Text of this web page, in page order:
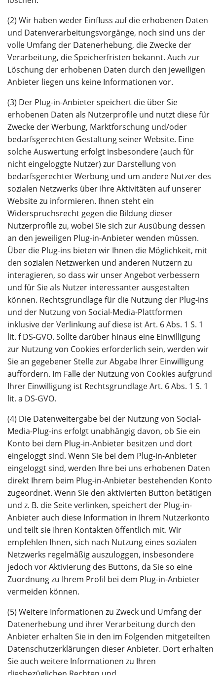
(2) Wir haben weder Einfluss auf die erhobenen Daten
und Datenverarbeitungsvorgänge, noch sind uns der
volle Umfang der Datenerhebung, die Zwecke der
Verarbeitung, die Speicherfristen bekannt. Auch zur
Löschung der erhobenen Daten durch den jeweiligen
Anbieter liegen uns keine Informationen vor.
(3) Der Plug-in-Anbieter speichert die über Sie
erhobenen Daten als Nutzerprofile und nutzt diese für
Zwecke der Werbung, Marktforschung und/oder
bedarfsgerechten Gestaltung seiner Website. Eine
solche Auswertung erfolgt insbesondere (auch für
nicht eingeloggte Nutzer) zur Darstellung von
bedarfsgerechter Werbung und um andere Nutzer des
sozialen Netzwerks über Ihre Aktivitäten auf unserer
Website zu informieren. Ihnen steht ein
Widerspruchsrecht gegen die Bildung dieser
Nutzerprofile zu, wobei Sie sich zur Ausübung dessen
an den jeweiligen Plug-in-Anbieter wenden müssen.
Über die Plug-ins bieten wir Ihnen die Möglichkeit, mit
den sozialen Netzwerken und anderen Nutzern zu
interagieren, so dass wir unser Angebot verbessern
und für Sie als Nutzer interessanter ausgestalten
können. Rechtsgrundlage für die Nutzung der Plug-ins
und der Nutzung von Social-Media-Plattformen
inklusive der Verlinkung auf diese ist Art. 6 Abs. 1 S. 1
lit. f DS-GVO. Sollte darüber hinaus eine Einwilligung
zur Nutzung von Cookies erforderlich sein, werden wir
Sie an gegebener Stelle zur Abgabe Ihrer Einwilligung
auffordern. Im Falle der Nutzung von Cookies aufgrund
Ihrer Einwilligung ist Rechtsgrundlage Art. 6 Abs. 1 S. 1
lit. a DS-GVO.
(4) Die Datenweitergabe bei der Nutzung von Social-
Media-Plug-ins erfolgt unabhängig davon, ob Sie ein
Konto bei dem Plug-in-Anbieter besitzen und dort
eingeloggt sind. Wenn Sie bei dem Plug-in-Anbieter
eingeloggt sind, werden Ihre bei uns erhobenen Daten
direkt Ihrem beim Plug-in-Anbieter bestehenden Konto
zugeordnet. Wenn Sie den aktivierten Button betätigen
und z. B. die Seite verlinken, speichert der Plug-in-
Anbieter auch diese Information in Ihrem Nutzerkonto
und teilt sie Ihren Kontakten öffentlich mit. Wir
empfehlen Ihnen, sich nach Nutzung eines sozialen
Netzwerks regelmäßig auszuloggen, insbesondere
jedoch vor Aktivierung des Buttons, da Sie so eine
Zuordnung zu Ihrem Profil bei dem Plug-in-Anbieter
vermeiden können.
(5) Weitere Informationen zu Zweck und Umfang der
Datenerhebung und ihrer Verarbeitung durch den
Anbieter erhalten Sie in den im Folgenden mitgeteilten
Datenschutzerklärungen dieser Anbieter. Dort erhalten
Sie auch weitere Informationen zu Ihren